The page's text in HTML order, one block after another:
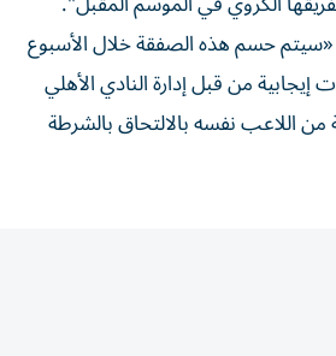
حسم هذه الصفقة خلال الأسبوع
إيجابية من قبل إدارة النادي الأهلي
اللاعب نفسه بالالتحاق بالشرطة